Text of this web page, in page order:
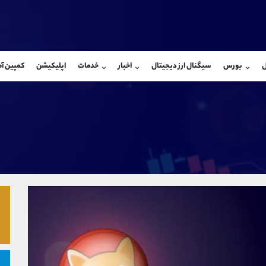
بورس سیگنال ارز دیجیتال اخبار خدمات اپلیکیشن کمپین